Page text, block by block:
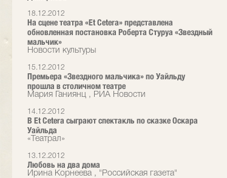
18.12.2012
На сцене театра «Et Cetera» представлена
обновленная постановка Роберта Стуруа «Звездный
мальчик»
Новости культуры
15.12.2012
Премьера «Звездного мальчика» по Уайльду
прошла в столичном театре
Мария Ганиянц , РИА Новости
14.12.2012
В Et Cetera сыграют спектакль по сказке Оскара
Уайльда
«Театрал»
13.12.2012
Любовь на два дома
Ирина Корнеева , "Российская газета"